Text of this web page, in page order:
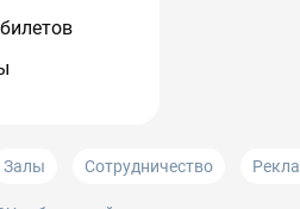
Залы Сотрудничество